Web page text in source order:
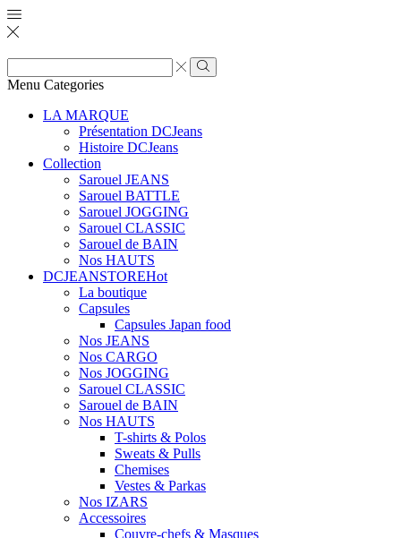
Zone
de
Rechercher
Menu Categories
LA MARQUE
Présentation DCJeans
Histoire DCJeans
Collection
Sarouel JEANS
Sarouel BATTLE
Sarouel JOGGING
Sarouel CLASSIC
Sarouel de BAIN
Nos HAUTS
DCJEANSTOREHot
La boutique
Capsules
Capsules Japan food
Nos JEANS
Nos CARGO
Nos JOGGING
Sarouel CLASSIC
Sarouel de BAIN
Nos HAUTS
T-shirts & Polos
Sweats & Pulls
Chemises
Vestes & Parkas
Nos IZARS
Accessoires
Couvre-chefs & Masques